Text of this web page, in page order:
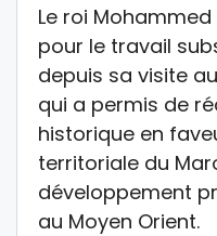
Le roi Mohammed
pour le travail
depuis sa visite
qui a permis de
historique en
territoriale du
développement
au Moyen Orient.